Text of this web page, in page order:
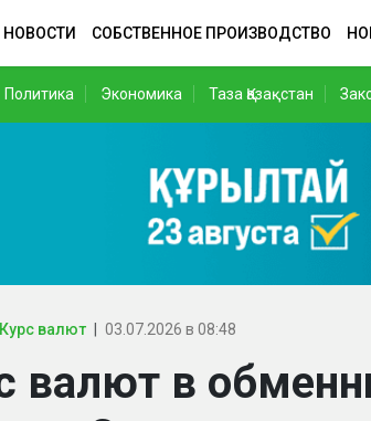
НОВОСТИ СОБСТВЕННОЕ ПРОИЗВОДСТВО
Политика Экономика Таза Қазақстан
Курс валют 03.07.2026 в 08:48
валют в